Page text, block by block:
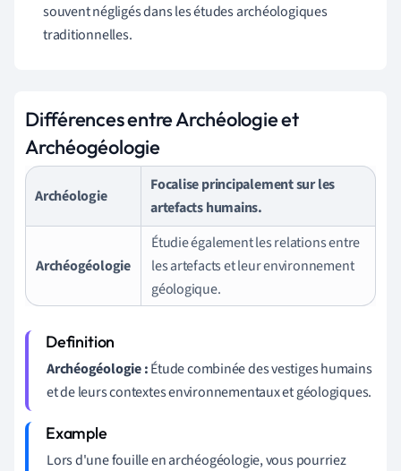
souvent négligés dans les études archéologiques
traditionnelles.
Différences entre Archéologie et
Archéogéologie
Archéologie
Focalise principalement sur les
artefacts humains.
Archéogéologie
Étudie également les relations entre
les artefacts et leur environnement
géologique.
Archéogéologie :Étude combinée des vestiges humains
et de leurs contextes environnementaux et géologiques.
Lors d'une fouille en archéogéologie, vous pourriez